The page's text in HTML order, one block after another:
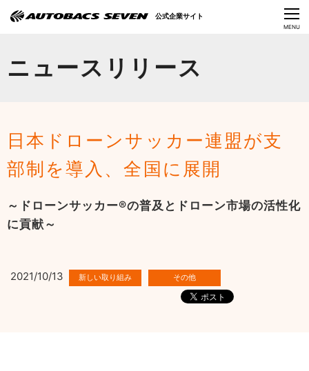
CLOSE
MENU
ニュースリリース
日本ドローンサッカー連盟が支
部制を導入、全国に展開
～ドローンサッカー®の普及とドローン市場の活性化
に貢献～
2021/10/13
公式企業サイト
サステナビリティ
採用情報
Language